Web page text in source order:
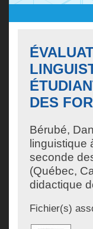
DES
Bérubé,
linguistique
seconde
(Québec,
didactique
Fichier(s)